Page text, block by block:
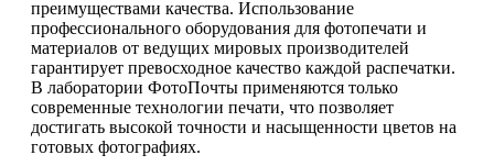
преимуществами качества. Использование
профессионального оборудования для фотопечати и
материалов от ведущих мировых производителей
гарантирует превосходное качество каждой распечатки.
В лаборатории ФотоПочты применяются только
современные технологии печати, что позволяет
достигать высокой точности и насыщенности цветов на
готовых фотографиях.